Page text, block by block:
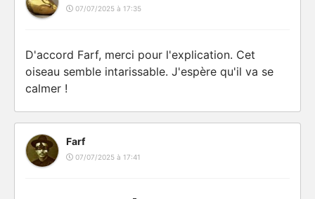
07/07/2025 à 17:35
D'accord Farf, merci pour l'explication. Cet
oiseau semble intarissable. J'espère qu'il va se
calmer !
Farf
07/07/2025 à 17:41